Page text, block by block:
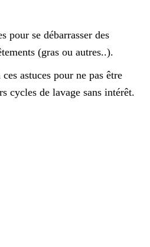
pour se débarrasser des
(gras ou autres..).
astuces pour ne pas être
cycles de lavage sans intérêt.